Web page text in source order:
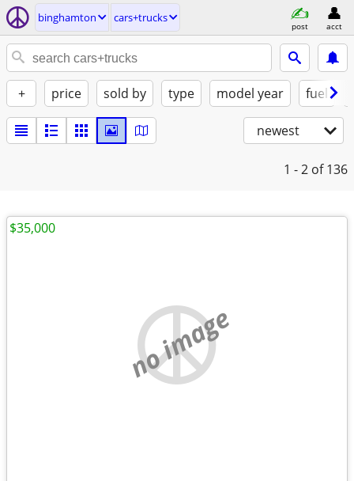
binghamton cars+trucks
post acct
+ price sold by type model year fuel
newest
1 - 2 of 136
no image
$35,000